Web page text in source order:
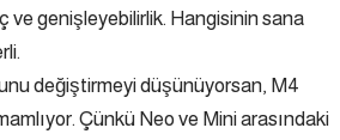
ve genişleyebilirlik. Hangisinin sana
değiştirmeyi düşünüyorsan, M4
Çünkü Neo ve Mini arasındaki